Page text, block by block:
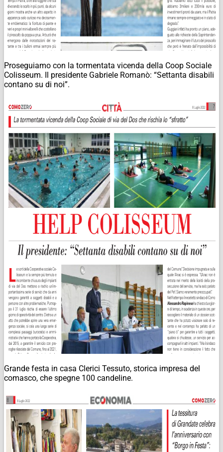
Proseguiamo con la tormentata vicenda della Coop Sociale
Colisseum. Il presidente Gabriele Romanò: “Settanta disabili
contano su di noi”.
Grande festa in casa Clerici Tessuto, storica impresa del
comasco, che spegne 100 candeline.